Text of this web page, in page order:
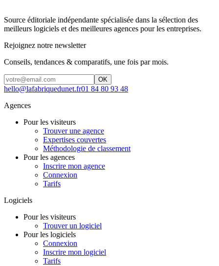
Source éditoriale indépendante spécialisée dans la sélection des
meilleurs logiciels et des meilleures agences pour les entreprises.
Rejoignez notre newsletter
Conseils, tendances & comparatifs, une fois par mois.
OK
hello@lafabriquedunet.fr01 84 80 93 48
Agences
Pour les visiteurs
Trouver une agence
Expertises couvertes
Méthodologie de classement
Pour les agences
Inscrire mon agence
Connexion
Tarifs
Logiciels
Pour les visiteurs
Trouver un logiciel
Pour les logiciels
Connexion
Inscrire mon logiciel
Tarifs